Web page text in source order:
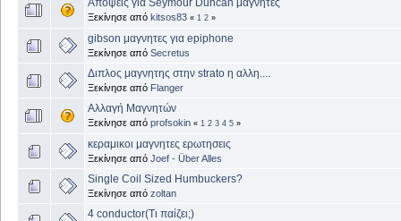
Ξεκίνησε από kitsos83 « 1 2 »
gibson μαγνητες για epiphone
Ξεκίνησε από Secretus
Διπλος μαγνητης στην strato η αλλη....
Ξεκίνησε από Flanger
Αλλαγή Μαγνητών
Ξεκίνησε από profsokin « 1 2 3 4 5 »
κεραμικοι μαγνητες ερωτησεις
Ξεκίνησε από Joef - Über Alles
Single Coil Sized Humbuckers?
Ξεκίνησε από zoltan
4 conductor(Τι παίζει;)